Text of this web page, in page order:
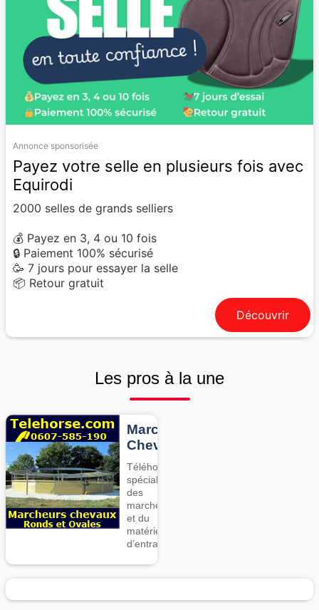
Annonce sponsorisée
Payez votre selle en plusieurs fois avec
Equirodi
2000 selles de grands selliers
💰 Payez en 3, 4 ou 10 fois
🔒 Paiement 100% sécurisé
🥳 7 jours pour essayer la selle
📦 Retour gratuit
Découvrir
Les pros à la une
Marcheurs
Chevaux
Téléhorse,
spécialiste
des
marcheurs
et du
matériel
d’entrainement